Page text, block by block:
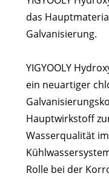
das
Galvanisierung.
YIGYOOLY
ein neuartiger
Hauptwirkstoff
Wasserqualität
Rolle bei der